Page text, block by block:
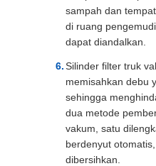
sampah dan
di ruang
dapat diandalkan.
Silinder filter truk
memisahkan debu
sehingga
dua metode
vakum, satu
berdenyut
dibersihkan.